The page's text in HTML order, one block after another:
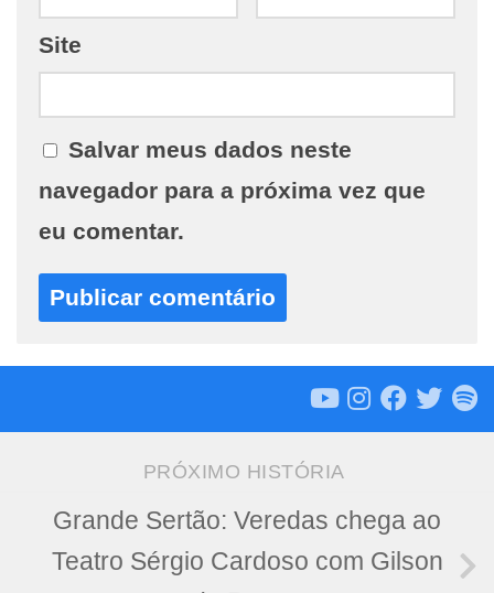
Site
Salvar meus dados neste
navegador para a próxima vez que
eu comentar.
PRÓXIMO HISTÓRIA
Grande Sertão: Veredas chega ao
Teatro Sérgio Cardoso com Gilson